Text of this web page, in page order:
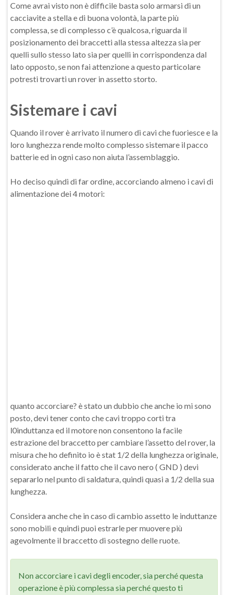
Come avrai visto non è difficile basta solo armarsi di un
cacciavite a stella e di buona volontà, la parte più
complessa, se di complesso c’è qualcosa, riguarda il
posizionamento dei braccetti alla stessa altezza sia per
quelli sullo stesso lato sia per quelli in corrispondenza dal
lato opposto, se non fai attenzione a questo particolare
potresti trovarti un rover in assetto storto.
Sistemare i cavi
Quando il rover è arrivato il numero di cavi che fuoriesce e la
loro lunghezza rende molto complesso sistemare il pacco
batterie ed in ogni caso non aiuta l’assemblaggio.
Ho deciso quindi di far ordine, accorciando almeno i cavi di
alimentazione dei 4 motori:
quanto accorciare? è stato un dubbio che anche io mi sono
posto, devi tener conto che cavi troppo corti tra
l0induttanza ed il motore non consentono la facile
estrazione del braccetto per cambiare l’assetto del rover, la
misura che ho definito io è stat 1/2 della lunghezza originale,
considerato anche il fatto che il cavo nero ( GND ) devi
separarlo nel punto di saldatura, quindi quasi a 1/2 della sua
lunghezza.
Considera anche che in caso di cambio assetto le induttanze
sono mobili e quindi puoi estrarle per muovere più
agevolmente il braccetto di sostegno delle ruote.
Non accorciare i cavi degli encoder, sia perché questa
operazione è più complessa sia perché questo ti